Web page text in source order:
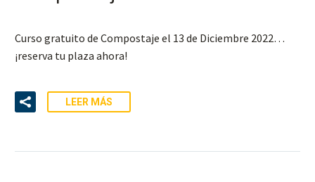
Curso gratuito de Compostaje el 13 de Diciembre 2022…
¡reserva tu plaza ahora!
LEER MÁS